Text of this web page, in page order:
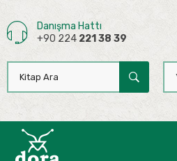
Danışma Hattı
+90 224 221 38 39